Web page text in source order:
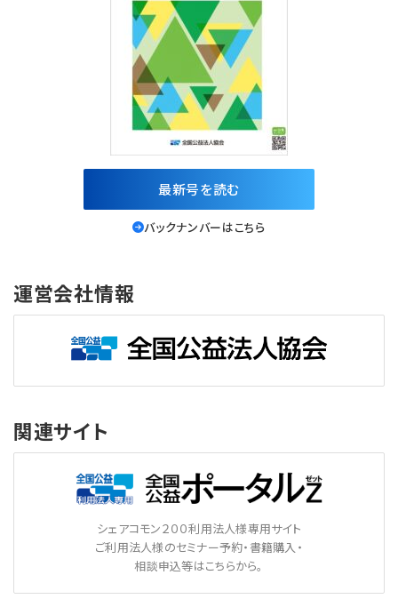
最新号を読む
バックナンバーはこちら
運営会社情報
関連サイト
シェアコモン２００利用法人様専用サイト
ご利用法人様のセミナー予約・書籍購入・
相談申込等はこちらから。